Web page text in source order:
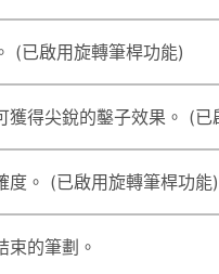
(已啟用旋轉筆桿功能)
獲得尖銳的鑿子效果。 (已
度。 (已啟用旋轉筆桿功能)
束的筆劃。